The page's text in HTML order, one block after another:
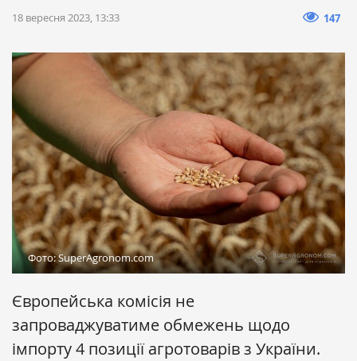
18 вересня 2023, 13:33 147
Фото: SuperAgronom.com
Європейська комісія не
запроваджуватиме обмежень щодо
імпорту 4 позиції агротоварів з України.